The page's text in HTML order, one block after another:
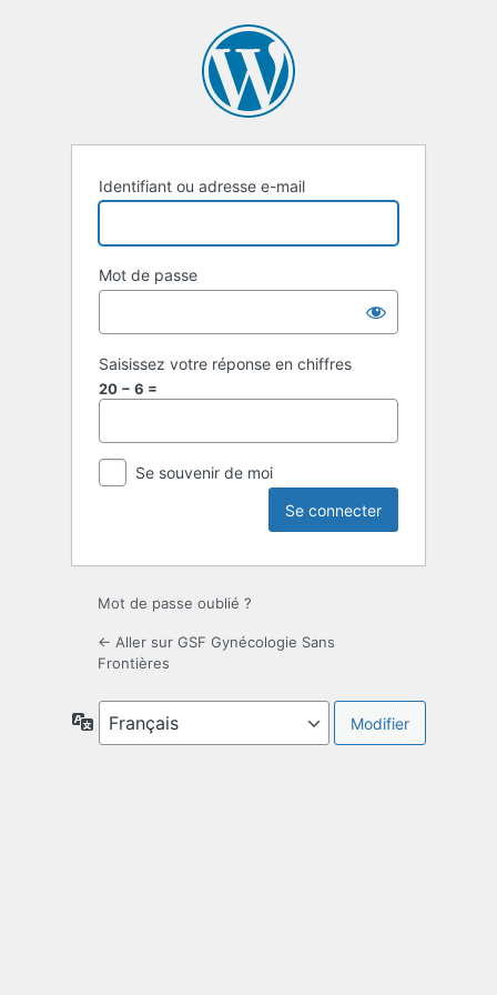
Identifiant ou adresse e-mail
Mot de passe
Saisissez votre réponse en chiffres
20 − 6 =
Se souvenir de moi
Mot de passe oublié ?
← Aller sur GSF Gynécologie Sans
Frontières
Langue